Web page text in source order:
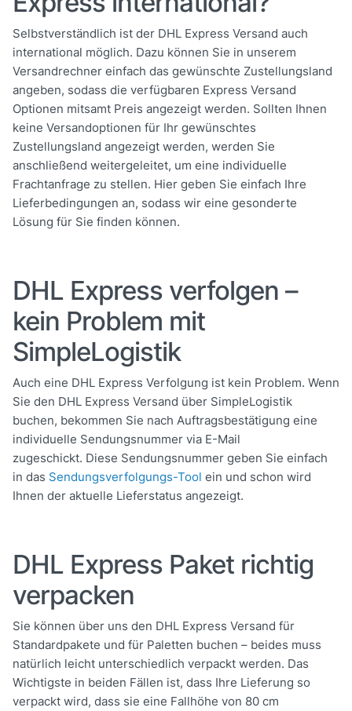
Selbstverständlich ist der DHL Express Versand auch
international möglich. Dazu können Sie in unserem
Versandrechner einfach das gewünschte Zustellungsland
angeben, sodass die verfügbaren Express Versand
Optionen mitsamt Preis angezeigt werden. Sollten Ihnen
keine Versandoptionen für Ihr gewünschtes
Zustellungsland angezeigt werden, werden Sie
anschließend weitergeleitet, um eine individuelle
Frachtanfrage zu stellen. Hier geben Sie einfach Ihre
Lieferbedingungen an, sodass wir eine gesonderte
Lösung für Sie finden können.
DHL Express verfolgen –
kein Problem mit
SimpleLogistik
Auch eine DHL Express Verfolgung ist kein Problem. Wenn
Sie den DHL Express Versand über SimpleLogistik
buchen, bekommen Sie nach Auftragsbestätigung eine
individuelle Sendungsnummer via E-Mail
zugeschickt. Diese Sendungsnummer geben Sie einfach
in das Sendungsverfolgungs-Tool ein und schon wird
Ihnen der aktuelle Lieferstatus angezeigt.
DHL Express Paket richtig
verpacken
Sie können über uns den DHL Express Versand für
Standardpakete und für Paletten buchen – beides muss
natürlich leicht unterschiedlich verpackt werden. Das
Wichtigste in beiden Fällen ist, dass Ihre Lieferung so
verpackt wird, dass sie eine Fallhöhe von 80 cm